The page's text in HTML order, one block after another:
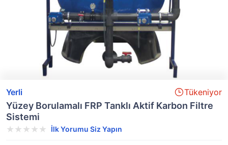
Yerli Tükeniyor
Yüzey Borulamalı FRP Tanklı Aktif Karbon Filtre
Sistemi
İlk Yorumu Siz Yapın